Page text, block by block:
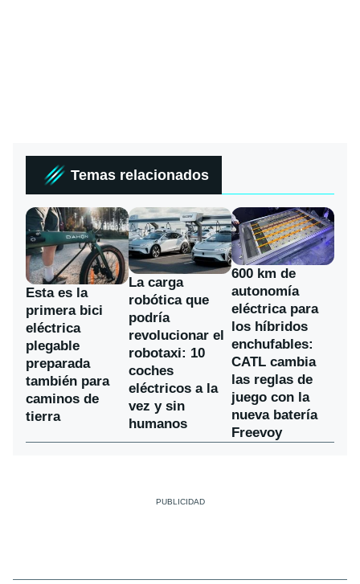
Temas relacionados
Esta es la
primera bici
eléctrica
plegable
preparada
también para
caminos de
tierra
La carga
robótica que
podría
revolucionar el
robotaxi: 10
coches
eléctricos a la
vez y sin
humanos
600 km de
autonomía
eléctrica para
los híbridos
enchufables:
CATL cambia
las reglas de
juego con la
nueva batería
Freevoy